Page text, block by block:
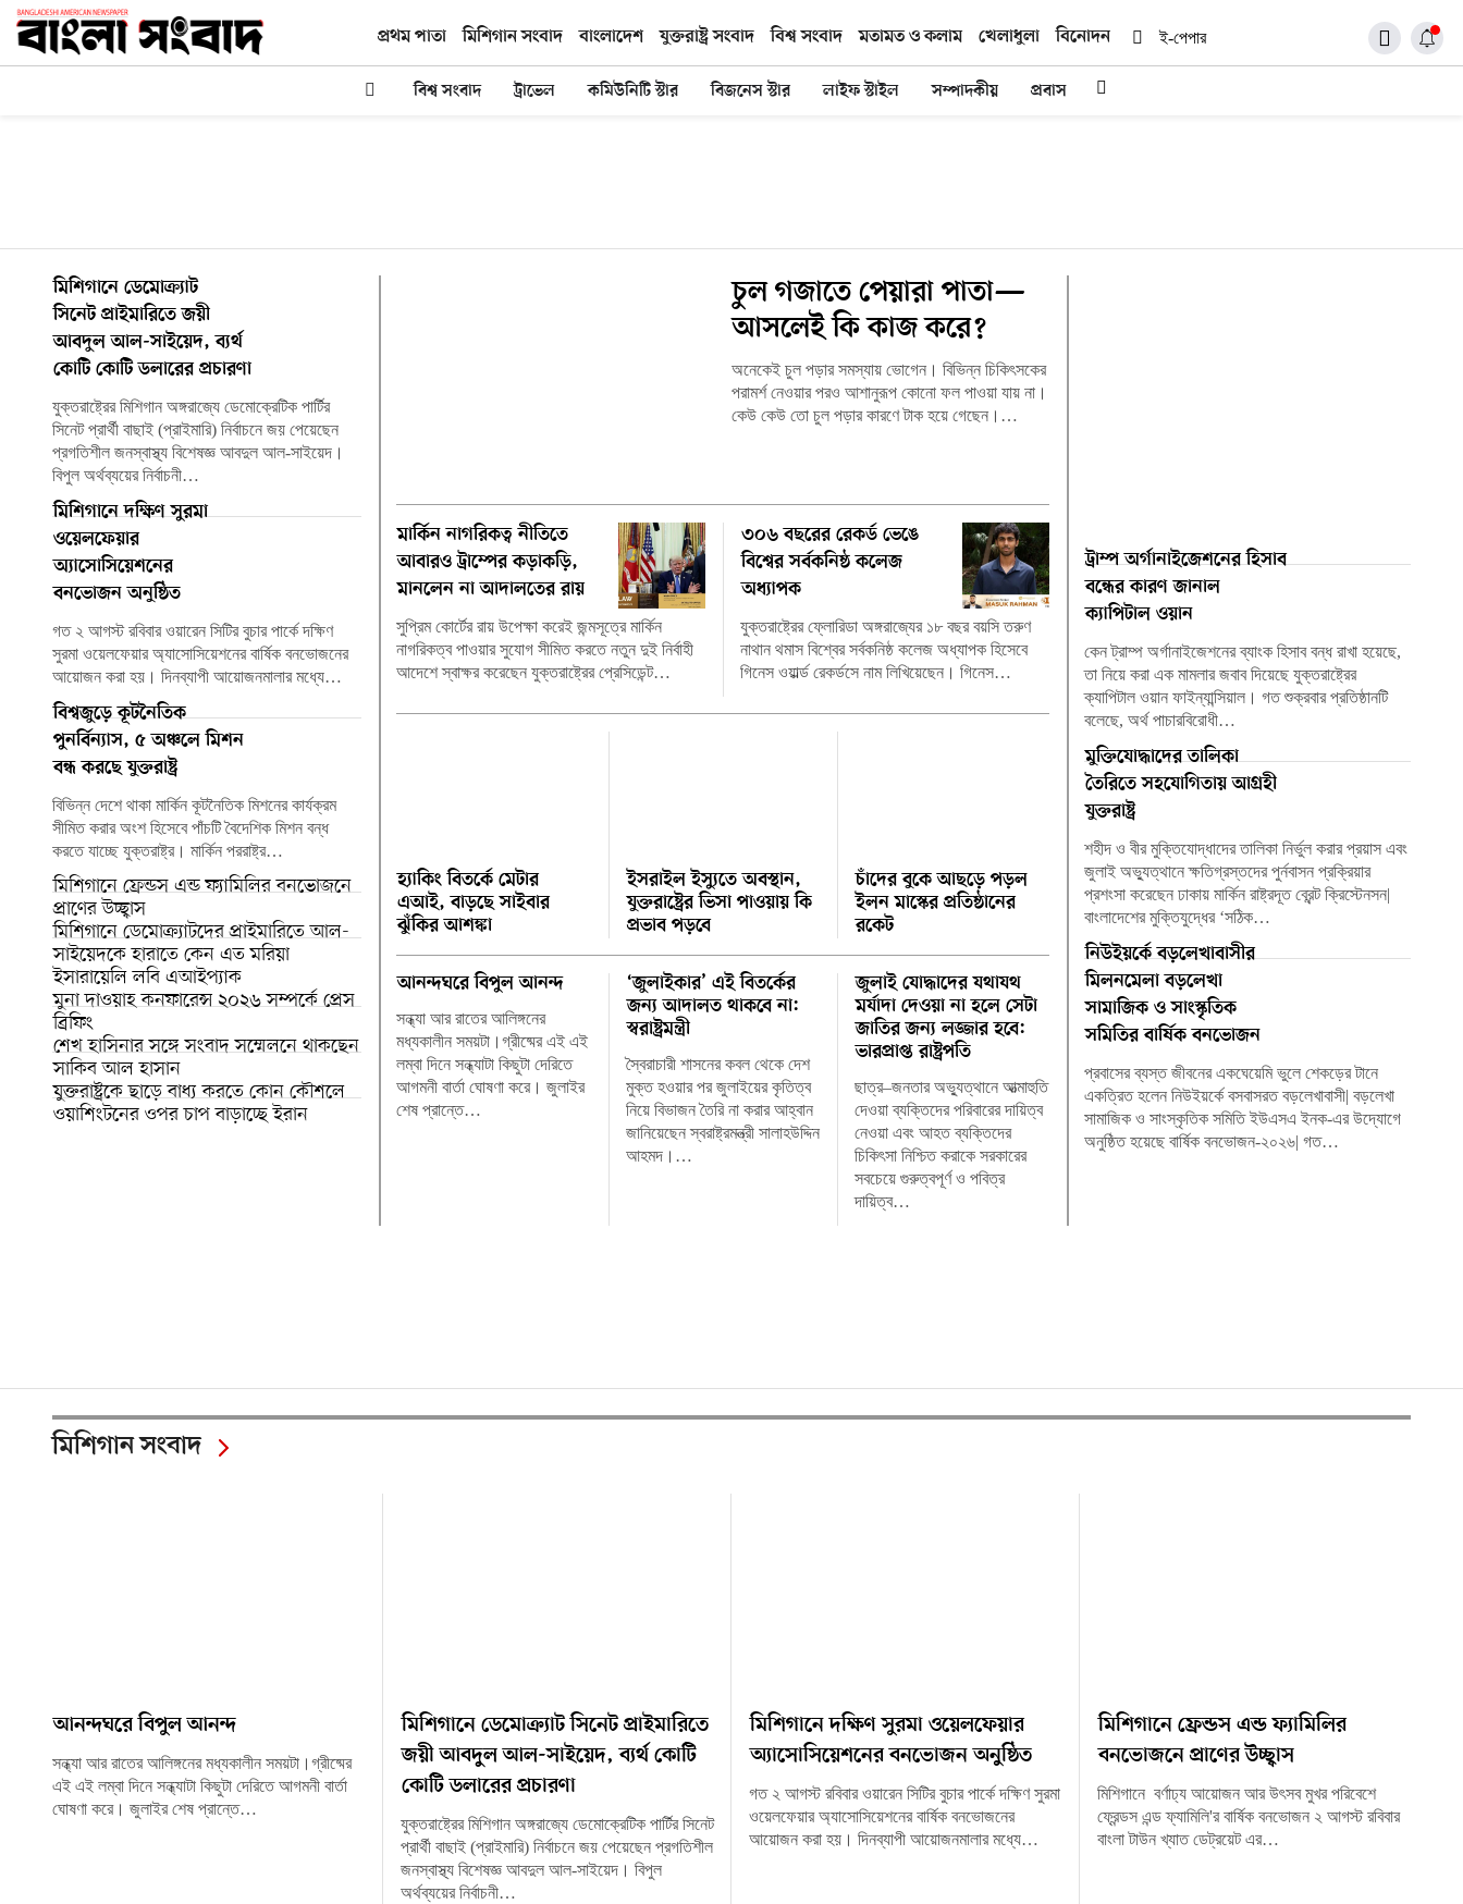
প্রথম পাতা মিশিগান সংবাদ বাংলাদেশ যুক্তরাষ্ট্র সংবাদ বিশ্ব সংবাদ মতামত ও কলাম খেলাধুলা বিনোদন ই-পেপার
বিশ্ব সংবাদ ট্রাভেল কমিউনিটি স্টার বিজনেস স্টার লাইফ স্টাইল সম্পাদকীয় প্রবাস
মিশিগানে ডেমোক্র্যাট
সিনেট প্রাইমারিতে জয়ী
আবদুল আল-সাইয়েদ, ব্যর্থ
কোটি কোটি ডলারের প্রচারণা
যুক্তরাষ্ট্রের মিশিগান অঙ্গরাজ্যে ডেমোক্রেটিক পার্টির
সিনেট প্রার্থী বাছাই (প্রাইমারি) নির্বাচনে জয় পেয়েছেন
প্রগতিশীল জনস্বাস্থ্য বিশেষজ্ঞ আবদুল আল-সাইয়েদ।
বিপুল অর্থব্যয়ের নির্বাচনী…
মিশিগানে দক্ষিণ সুরমা
ওয়েলফেয়ার
অ্যাসোসিয়েশনের
বনভোজন অনুষ্ঠিত
গত ২ আগস্ট রবিবার ওয়ারেন সিটির বুচার পার্কে দক্ষিণ
সুরমা ওয়েলফেয়ার অ্যাসোসিয়েশনের বার্ষিক বনভোজনের
আয়োজন করা হয়। দিনব্যাপী আয়োজনমালার মধ্যে…
বিশ্বজুড়ে কূটনৈতিক
পুনর্বিন্যাস, ৫ অঞ্চলে মিশন
বন্ধ করছে যুক্তরাষ্ট্র
বিভিন্ন দেশে থাকা মার্কিন কূটনৈতিক মিশনের কার্যক্রম
সীমিত করার অংশ হিসেবে পাঁচটি বৈদেশিক মিশন বন্ধ
করতে যাচ্ছে যুক্তরাষ্ট্র। মার্কিন পররাষ্ট্র…
মিশিগানে ফ্রেন্ডস এন্ড ফ্যামিলির বনভোজনে
প্রাণের উচ্ছ্বাস
মিশিগানে ডেমোক্র্যাটদের প্রাইমারিতে আল-
সাইয়েদকে হারাতে কেন এত মরিয়া
ইসারায়েলি লবি এআইপ্যাক
মুনা দাওয়াহ কনফারেন্স ২০২৬ সম্পর্কে প্রেস
ব্রিফিং
শেখ হাসিনার সঙ্গে সংবাদ সম্মেলনে থাকছেন
সাকিব আল হাসান
যুক্তরাষ্ট্রকে ছাড়ে বাধ্য করতে কোন কৌশলে
ওয়াশিংটনের ওপর চাপ বাড়াচ্ছে ইরান
চুল গজাতে পেয়ারা পাতা—
আসলেই কি কাজ করে?
অনেকেই চুল পড়ার সমস্যায় ভোগেন। বিভিন্ন চিকিৎসকের
পরামর্শ নেওয়ার পরও আশানুরূপ কোনো ফল পাওয়া যায় না।
কেউ কেউ তো চুল পড়ার কারণে টাক হয়ে গেছেন।…
মার্কিন নাগরিকত্ব নীতিতে
আবারও ট্রাম্পের কড়াকড়ি,
মানলেন না আদালতের রায়
সুপ্রিম কোর্টের রায় উপেক্ষা করেই জন্মসূত্রে মার্কিন
নাগরিকত্ব পাওয়ার সুযোগ সীমিত করতে নতুন দুই নির্বাহী
আদেশে স্বাক্ষর করেছেন যুক্তরাষ্ট্রের প্রেসিডেন্ট…
৩০৬ বছরের রেকর্ড ভেঙে
বিশ্বের সর্বকনিষ্ঠ কলেজ
অধ্যাপক
যুক্তরাষ্ট্রের ফ্লোরিডা অঙ্গরাজ্যের ১৮ বছর বয়সি তরুণ
নাথান থমাস বিশ্বের সর্বকনিষ্ঠ কলেজ অধ্যাপক হিসেবে
গিনেস ওয়ার্ল্ড রেকর্ডসে নাম লিখিয়েছেন। গিনেস…
হ্যাকিং বিতর্কে মেটার
এআই, বাড়ছে সাইবার
ঝুঁকির আশঙ্কা
ইসরাইল ইস্যুতে অবস্থান,
যুক্তরাষ্ট্রের ভিসা পাওয়ায় কি
প্রভাব পড়বে
চাঁদের বুকে আছড়ে পড়ল
ইলন মাস্কের প্রতিষ্ঠানের
রকেট
আনন্দঘরে বিপুল আনন্দ
সন্ধ্যা আর রাতের আলিঙ্গনের
মধ্যকালীন সময়টা।গ্রীষ্মের এই এই
লম্বা দিনে সন্ধ্যাটা কিছুটা দেরিতে
আগমনী বার্তা ঘোষণা করে। জুলাইর
শেষ প্রান্তে…
‘জুলাইকার’ এই বিতর্কের
জন্য আদালত থাকবে না:
স্বরাষ্ট্রমন্ত্রী
স্বৈরাচারী শাসনের কবল থেকে দেশ
মুক্ত হওয়ার পর জুলাইয়ের কৃতিত্ব
নিয়ে বিভাজন তৈরি না করার আহ্বান
জানিয়েছেন স্বরাষ্ট্রমন্ত্রী সালাহউদ্দিন
আহমদ।…
জুলাই যোদ্ধাদের যথাযথ
মর্যাদা দেওয়া না হলে সেটা
জাতির জন্য লজ্জার হবে:
ভারপ্রাপ্ত রাষ্ট্রপতি
ছাত্র–জনতার অভ্যুত্থানে আত্মাহুতি
দেওয়া ব্যক্তিদের পরিবারের দায়িত্ব
নেওয়া এবং আহত ব্যক্তিদের
চিকিৎসা নিশ্চিত করাকে সরকারের
সবচেয়ে গুরুত্বপূর্ণ ও পবিত্র
দায়িত্ব…
ট্রাম্প অর্গানাইজেশনের হিসাব
বন্ধের কারণ জানাল
ক্যাপিটাল ওয়ান
কেন ট্রাম্প অর্গানাইজেশনের ব্যাংক হিসাব বন্ধ রাখা হয়েছে,
তা নিয়ে করা এক মামলার জবাব দিয়েছে যুক্তরাষ্ট্রের
ক্যাপিটাল ওয়ান ফাইন্যান্সিয়াল। গত শুক্রবার প্রতিষ্ঠানটি
বলেছে, অর্থ পাচারবিরোধী…
মুক্তিযোদ্ধাদের তালিকা
তৈরিতে সহযোগিতায় আগ্রহী
যুক্তরাষ্ট্র
শহীদ ও বীর মুক্তিযোদ্ধাদের তালিকা নির্ভুল করার প্রয়াস এবং
জুলাই অভ্যুত্থানে ক্ষতিগ্রস্তদের পুর্নবাসন প্রক্রিয়ার
প্রশংসা করেছেন ঢাকায় মার্কিন রাষ্ট্রদূত ব্রেন্ট ক্রিস্টেনসন|
বাংলাদেশের মুক্তিযুদ্ধের ‘সঠিক…
নিউইয়র্কে বড়লেখাবাসীর
মিলনমেলা বড়লেখা
সামাজিক ও সাংস্কৃতিক
সমিতির বার্ষিক বনভোজন
প্রবাসের ব্যস্ত জীবনের একঘেয়েমি ভুলে শেকড়ের টানে
একত্রিত হলেন নিউইয়র্কে বসবাসরত বড়লেখাবাসী| বড়লেখা
সামাজিক ও সাংস্কৃতিক সমিতি ইউএসএ ইনক-এর উদ্যোগে
অনুষ্ঠিত হয়েছে বার্ষিক বনভোজন-২০২৬| গত…
মিশিগান সংবাদ
আনন্দঘরে বিপুল আনন্দ
সন্ধ্যা আর রাতের আলিঙ্গনের মধ্যকালীন সময়টা।গ্রীষ্মের
এই এই লম্বা দিনে সন্ধ্যাটা কিছুটা দেরিতে আগমনী বার্তা
ঘোষণা করে। জুলাইর শেষ প্রান্তে…
মিশিগানে ডেমোক্র্যাট সিনেট প্রাইমারিতে
জয়ী আবদুল আল-সাইয়েদ, ব্যর্থ কোটি
কোটি ডলারের প্রচারণা
যুক্তরাষ্ট্রের মিশিগান অঙ্গরাজ্যে ডেমোক্রেটিক পার্টির সিনেট
প্রার্থী বাছাই (প্রাইমারি) নির্বাচনে জয় পেয়েছেন প্রগতিশীল
জনস্বাস্থ্য বিশেষজ্ঞ আবদুল আল-সাইয়েদ। বিপুল
অর্থব্যয়ের নির্বাচনী…
মিশিগানে দক্ষিণ সুরমা ওয়েলফেয়ার
অ্যাসোসিয়েশনের বনভোজন অনুষ্ঠিত
গত ২ আগস্ট রবিবার ওয়ারেন সিটির বুচার পার্কে দক্ষিণ সুরমা
ওয়েলফেয়ার অ্যাসোসিয়েশনের বার্ষিক বনভোজনের
আয়োজন করা হয়। দিনব্যাপী আয়োজনমালার মধ্যে…
মিশিগানে ফ্রেন্ডস এন্ড ফ্যামিলির
বনভোজনে প্রাণের উচ্ছ্বাস
মিশিগানে বর্ণাঢ্য আয়োজন আর উৎসব মুখর পরিবেশে
ফ্রেন্ডস এন্ড ফ্যামিলি'র বার্ষিক বনভোজন ২ আগস্ট রবিবার
বাংলা টাউন খ্যাত ডেট্রয়েট এর…